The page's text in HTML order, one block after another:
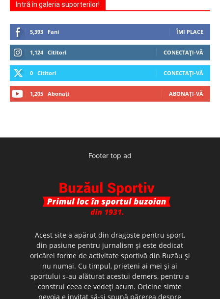
Intră în galeria suporterilor!
5,393 Fani ÎMI PLACE
1,124 Cititori CONECTAȚI-VĂ
0 Cititori CONECTAȚI-VĂ
1,205 Abonați ABONAȚI-VĂ
Footer top ad
Acest site a apărut din dragoste pentru sport,
din pasiune pentru jurnalism şi este dedicat
oricărei forme de activitate sportivă din Buzău şi
nu numai. Cu timpul, prieteni ai mei şi ai
sportului s-au alăturat acestui demers, pentru a
construi ceea ce vedeţi acum. Oricine simte
nevoia e invitat să-şi spună părerea despre